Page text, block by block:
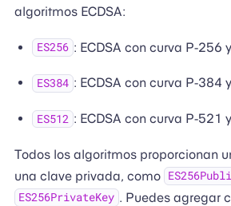
algoritmos ECDSA:
ES256 : ECDSA con curva P-256
ES384 : ECDSA con curva P-384
ES512 : ECDSA con curva P-521
Todos los algoritmos proporcionan
una clave privada, como
ES256PrivateKey . Puedes agregar